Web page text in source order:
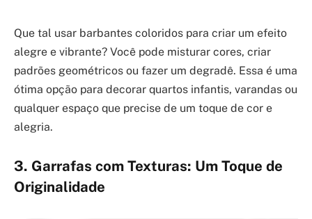
Que tal usar barbantes coloridos para criar um efeito
alegre e vibrante? Você pode misturar cores, criar
padrões geométricos ou fazer um degradê. Essa é uma
ótima opção para decorar quartos infantis, varandas ou
qualquer espaço que precise de um toque de cor e
alegria.
3. Garrafas com Texturas: Um Toque de
Originalidade